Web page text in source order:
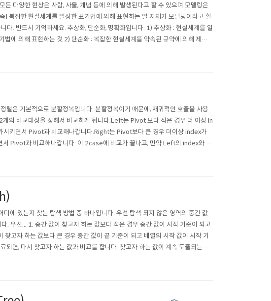
다양한 현상은 사람, 사물, 개념 등에 의해 발생된다고 할 수 있으며 모델링은
복잡한 현실세계를 일정한 표기법에 의해 표현하는 일 자체가 모델링이라고 할
. 반드시 기억하세요. 추상화, 단순화, 명확화입니다. 1) 추상화 : 현실세계를 일
에 의해 표현하는 것 2) 단순화 : 복잡한 현실세계를 약속된 규약에 의해 제한된
: 누구나 이해하기 ..
은 기본적으로 분할정복입니다. 분할정복이기 때문에, 재귀적인 호출을 사용
의 비교대상을 정해서 비교하게 됩니다.Left는 Pivot 보다 작은 경우 더 이상 in
키면서 Pivot과 비교해나갑니다.Right는 Pivot보다 큰 경우 더이상 index가
서 Pivot과 비교해나갑니다. 이 2case에 비교가 끝나고, 만약 Left의 index와 Ri
에 있는지 찾는 탐색 방법 중 하나입니다. 우선 탐색 되지 않은 영역의 중간 값
. 우선... 1. 중간 값이 찾고자 하는 값보다 작은 경우 중간 값이 시작 기준이 되고
고자 하는 값보다 큰 경우 중간 값이 끝 기준이 되고 배열의 시작 값이 시작 기
면, 다시 찾고자 하는 값과 비교를 합니다. 찾고자 하는 값이 계속 도출되는 중